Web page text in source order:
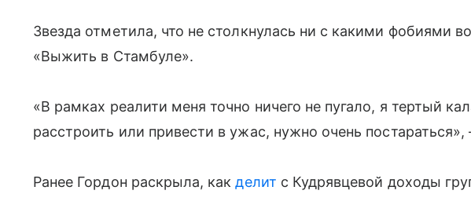
Звезда отметила, что не столкнулась ни с какими фобиями
«Выжить в Стамбуле».
«В рамках реалити меня точно ничего не пугало, я тертый
расстроить или привести в ужас, нужно очень
Ранее Гордон раскрыла, какделит с Кудрявцевой доходы